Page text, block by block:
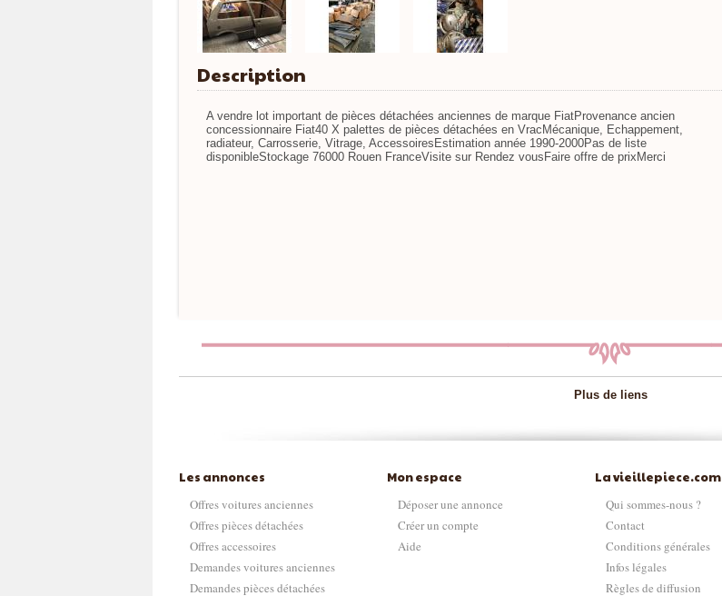
Description
A vendre lot important de pièces détachées anciennes de marque FiatProvenance ancien
concessionnaire Fiat40 X palettes de pièces détachées en VracMécanique, Echappement,
radiateur, Carrosserie, Vitrage, AccessoiresEstimation année 1990-2000Pas de liste
disponibleStockage 76000 Rouen FranceVisite sur Rendez vousFaire offre de prixMerci
Plus de liens
Les annonces
Offres voitures anciennes
Offres pièces détachées
Offres accessoires
Demandes voitures anciennes
Demandes pièces détachées
Mon espace
Déposer une annonce
Créer un compte
Aide
La vieillepiece.com
Qui sommes-nous ?
Contact
Conditions générales
Infos légales
Règles de diffusion